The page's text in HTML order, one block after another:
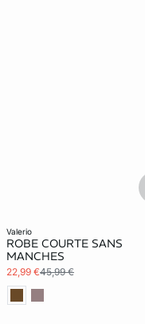
valerio
ROBE COURTE SANS
MANCHES
22,99 €45,99 €